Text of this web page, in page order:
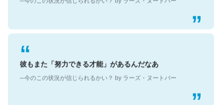
彼もまた「努力できる才能」があるんだなあ
─今のこの状況が信じられるかい？ by ラーズ・ヌートバー